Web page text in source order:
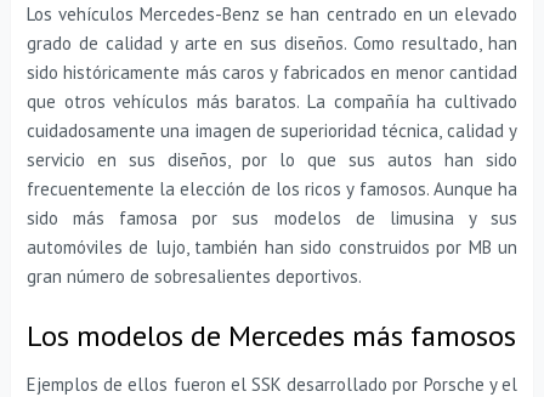
Los vehículos Mercedes-Benz se han centrado en un elevado
grado de calidad y arte en sus diseños. Como resultado, han
sido históricamente más caros y fabricados en menor cantidad
que otros vehículos más baratos. La compañía ha cultivado
cuidadosamente una imagen de superioridad técnica, calidad y
servicio en sus diseños, por lo que sus autos han sido
frecuentemente la elección de los ricos y famosos. Aunque ha
sido más famosa por sus modelos de limusina y sus
automóviles de lujo, también han sido construidos por MB un
gran número de sobresalientes deportivos.
Los modelos de Mercedes más famosos
Ejemplos de ellos fueron el SSK desarrollado por Porsche y el